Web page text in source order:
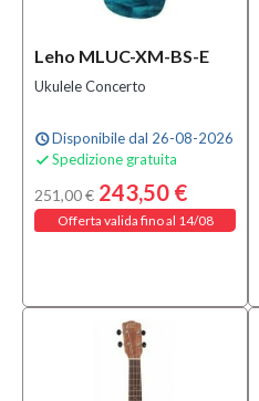
Leho MLUC-XM-BS-E
Ukulele Concerto
scheduleDisponibile dal 26-08-2026
 Spedizione gratuita
251,00 € 243,50 €
Offerta valida fino al 14/08